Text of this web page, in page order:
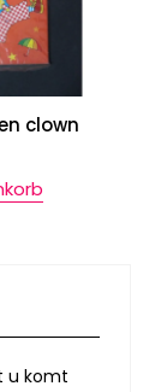
clown
u komt